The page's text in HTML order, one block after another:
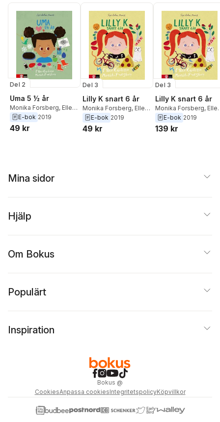
Del 2
Uma 5 ½ år
Monika Forsberg, Ellen
Karlsson
E-bok 2019
49 kr
Del 3
Lilly K snart 6 år
Monika Forsberg, Ellen
Karlsson
E-bok 2019
49 kr
Del 3
Lilly K snart 6 år
Monika Forsberg,
Karlsson
E-bok 2019
139 kr
Mina sidor
Hjälp
Om Bokus
Populärt
Inspiration
Bokus @
CookiesAnpassa cookiesIntegritetspolicyKöpvillkor